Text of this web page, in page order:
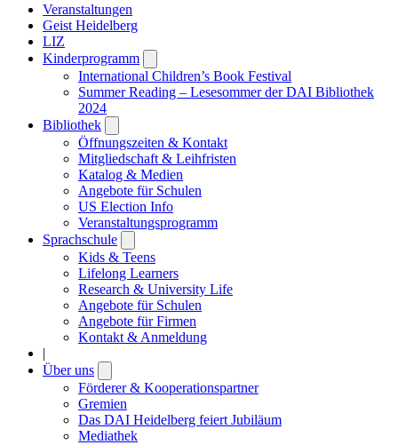
Veranstaltungen
Geist Heidelberg
LIZ
Kinderprogramm
submenu
International Children’s Book Festival
Summer Reading – Lesesommer der DAI Bibliothek
2024
Bibliothek
submenu
Öffnungszeiten & Kontakt
Mitgliedschaft & Leihfristen
Katalog & Medien
Angebote für Schulen
US Election Info
Veranstaltungsprogramm
Sprachschule
submenu
Kids & Teens
Lifelong Learners
Research & University Life
Angebote für Schulen
Angebote für Firmen
Kontakt & Anmeldung
|
Über uns
submenu
Förderer & Kooperationspartner
Gremien
Das DAI Heidelberg feiert Jubiläum
Mediathek